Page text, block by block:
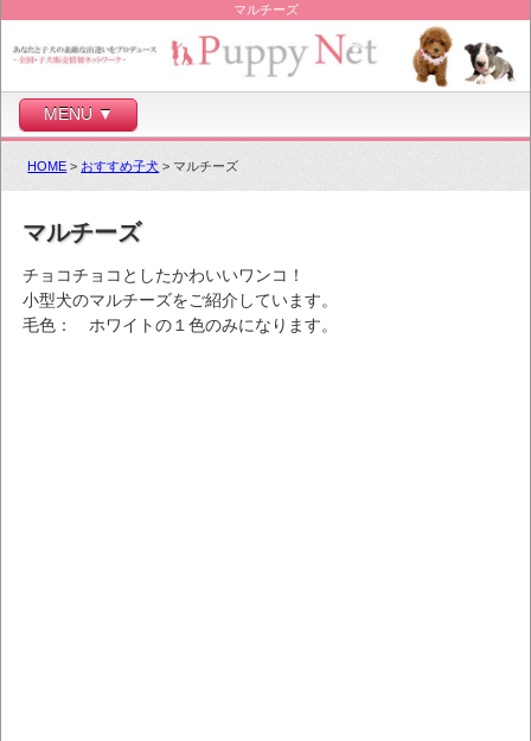
マルチーズ
MENU ▼
HOME > おすすめ子犬 > マルチーズ
マルチーズ
チョコチョコとしたかわいいワンコ！
小型犬のマルチーズをご紹介しています。
毛色： ホワイトの１色のみになります。